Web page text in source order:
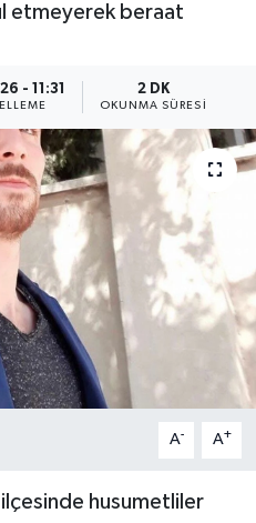
etmeyerek beraat
- 11:31 2 DK
OKUNMA SÜRESI
A- A+
husumetliler